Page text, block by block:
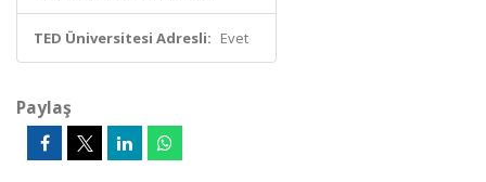
TED Üniversitesi Adresli: Evet
Paylaş